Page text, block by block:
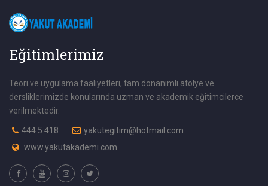
Eğitimlerimiz
Teori ve uygulama faaliyetleri, tam donanımlı atolye ve
dersliklerimizde konularında uzman ve akademik eğitimcilerce
verilmektedir.
444 5 418
yakutegitim@hotmail.com
www.yakutakademi.com